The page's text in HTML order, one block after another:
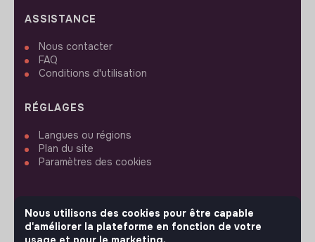
ASSISTANCE
Nous contacter
FAQ
Conditions d'utilisation
RÉGLAGES
Langues ou régions
Plan du site
Paramètres des cookies
SUIVEZ-NOUS
Nous utilisons des cookies pour être capable
d'améliorer la plateforme en fonction de votre